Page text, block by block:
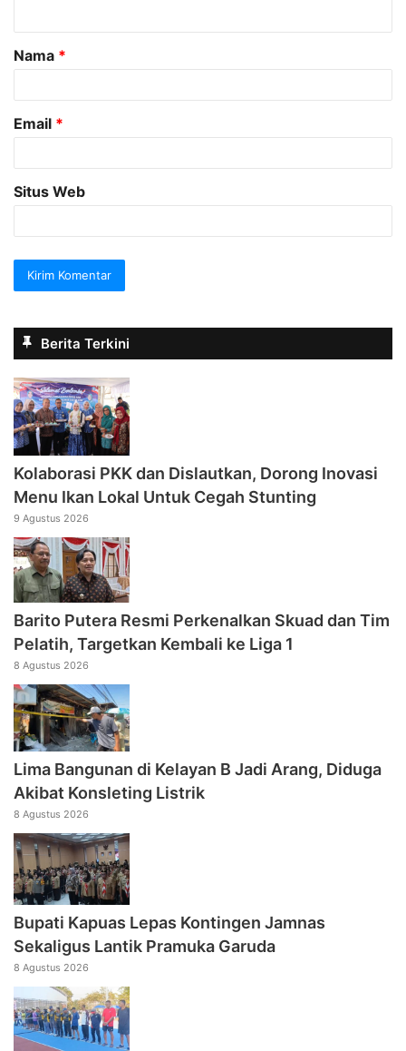
a
r
Nama *
Email *
Situs Web
Berita Terkini
Kolaborasi PKK dan Dislautkan, Dorong Inovasi
Menu Ikan Lokal Untuk Cegah Stunting
9 Agustus 2026
Barito Putera Resmi Perkenalkan Skuad dan Tim
Pelatih, Targetkan Kembali ke Liga 1
8 Agustus 2026
Lima Bangunan di Kelayan B Jadi Arang, Diduga
Akibat Konsleting Listrik
8 Agustus 2026
Bupati Kapuas Lepas Kontingen Jamnas
Sekaligus Lantik Pramuka Garuda
8 Agustus 2026